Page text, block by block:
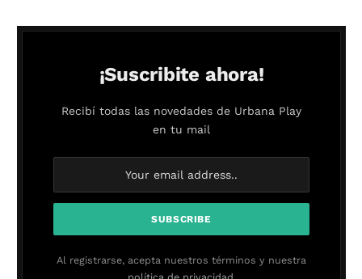
¡Suscribite ahora!
Recibí todas las novedades de Urbana Play
en tu mail
Al registrarse, acepta nuestros términos y nuestra